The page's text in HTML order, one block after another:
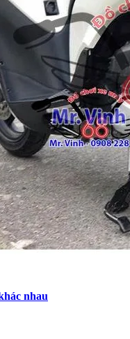
nhau